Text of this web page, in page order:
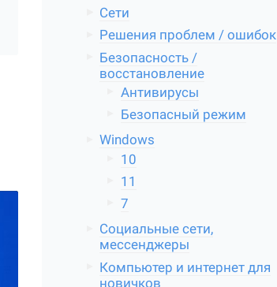
Сети
Решения проблем / ошибок
Безопасность /
восстановление
Антивирусы
Безопасный режим
Windows
10
11
7
Социальные сети,
мессенджеры
Компьютер и интернет для
новичков